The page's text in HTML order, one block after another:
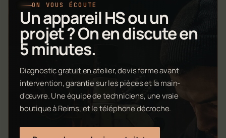
ON VOUS ÉCOUTE
Un appareil HS ou un
projet ? On en discute en
5 minutes.
Diagnostic gratuit en atelier, devis ferme avant
intervention, garantie sur les pièces et la main-
d'œuvre. Une équipe de techniciens, une vraie
boutique à Reims, et le téléphone décroche.